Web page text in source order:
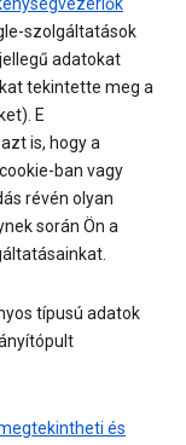
szolgáltatások
adatokat
tekintette meg a
E
is, hogy a
ban vagy
révén olyan
során Ön a
típusú adatok
és